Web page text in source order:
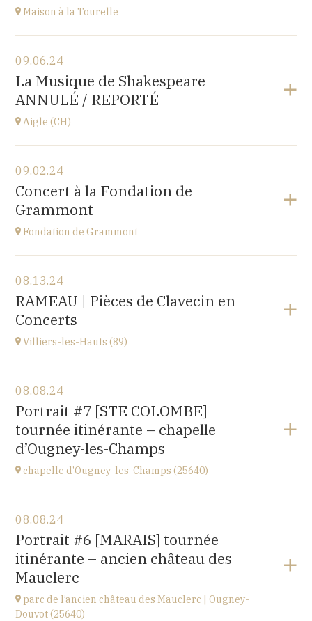
Go to site
Maison à la Tourelle
Maison à la Tourelle
10 place de la Loi, 25110 BAUME-LES-DAMES
at17H00
09.06.24
La Musique de Shakespeare
ANNULÉ / REPORTÉ
Aigle (CH)
Château d'Aigle
Place du Château 1, 1860 Aigle, SUISSE
at20H00
09.02.24
Concert à la Fondation de
Grammont
Fondation de Grammont
Fondation de Grammont
205 rue de l'Hôpital, 70110 VILLERSEXEL
at14H
08.13.24
RAMEAU | Pièces de Clavecin en
Concerts
Villiers-les-Hauts (89)
église de Villiers-les-Hauts
89160
at20H30
Go to site
08.08.24
Portrait #7 [STE COLOMBE]
tournée itinérante – chapelle
d’Ougney-les-Champs
chapelle d’Ougney-les-Champs (25640)
2 rue du Pont
25640 OUGNEY-DOUVOT
at21H00
08.08.24
Portrait #6 [MARAIS] tournée
itinérante – ancien château des
Mauclerc
parc de l’ancien château des Mauclerc | Ougney-
Douvot (25640)